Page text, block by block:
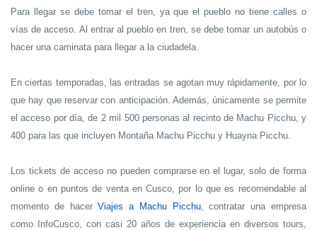
Para llegar se debe tomar el tren, ya que el pueblo no tiene calles o
vías de acceso. Al entrar al pueblo en tren, se debe tomar un autobús o
hacer una caminata para llegar a la ciudadela.
En ciertas temporadas, las entradas se agotan muy rápidamente, por lo
que hay que reservar con anticipación. Además, únicamente se permite
el acceso por día, de 2 mil 500 personas al recinto de Machu Picchu, y
400 para las que incluyen Montaña Machu Picchu y Huayna Picchu.
Los tickets de acceso no pueden comprarse en el lugar, solo de forma
online o en puntos de venta en Cusco, por lo que es recomendable al
momento de hacerViajes a Machu Picchu, contratar una empresa
como InfoCusco, con casi 20 años de experiencia en diversos tours,